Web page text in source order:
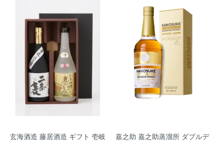
玄海酒造 藤居酒造 ギフト 壱岐
嘉之助 嘉之助蒸溜所 ダブルデ